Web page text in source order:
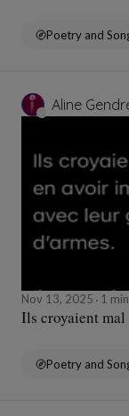
Poetry and
Aline
Nov 13, 2025 1
Ils croyaient mal
Poetry and